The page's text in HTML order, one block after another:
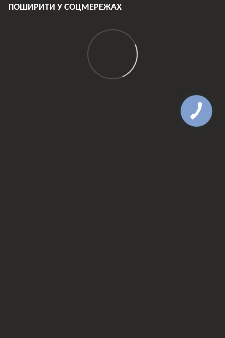
ПОШИРИТИ У СОЦМЕРЕЖАХ